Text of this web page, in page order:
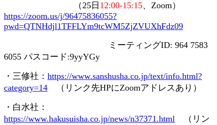
（25 日 12:00-15:15、 Zoom）
https://zoom.us/j/96475836055?
pwd=QTNHdjl1TFFLYm9tcWM5ZjZVUXhFdz09
ミーティングID: 964 7583
6055 パスコード:9yyYGy
・三修社： https://www.sanshusha.co.jp/text/info.html?
category=14 （リンク先HPにZoomアドレスあり）
・白水社：
https://www.hakusuisha.co.jp/news/n37371.html （リン